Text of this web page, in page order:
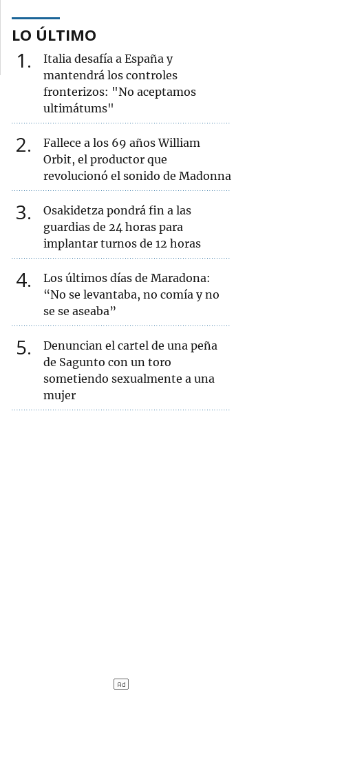
LO ÚLTIMO
1
Italia desafía a España y
mantendrá los controles
fronterizos: "No aceptamos
ultimátums"
2
Fallece a los 69 años William
Orbit, el productor que
revolucionó el sonido de Madonna
3
Osakidetza pondrá fin a las
guardias de 24 horas para
implantar turnos de 12 horas
4
Los últimos días de Maradona:
“No se levantaba, no comía y no
se se aseaba”
5
Denuncian el cartel de una peña
de Sagunto con un toro
sometiendo sexualmente a una
mujer